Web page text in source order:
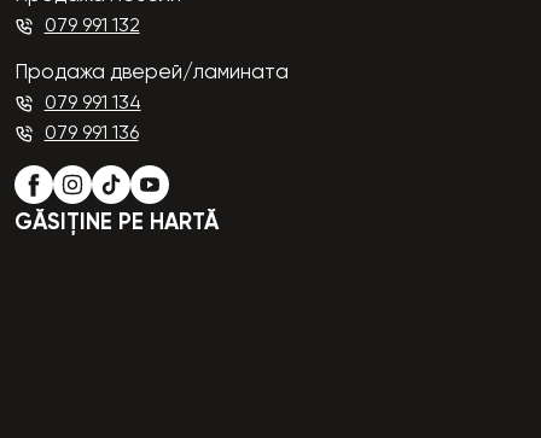
079 991 132
Продажа дверей/ламината
079 991 134
079 991 136
GĂSIȚINE PE HARTĂ